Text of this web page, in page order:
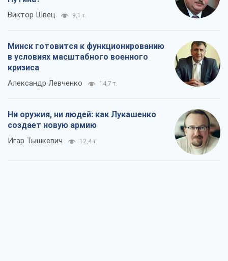
Виктор Швец 9,1 т.
Минск готовится к функционированию
в условиях масштабного военного
кризиса
Александр Левченко 14,7 т.
Ни оружия, ни людей: как Лукашенко
создает новую армию
Игар Тышкевич 12,4 т.